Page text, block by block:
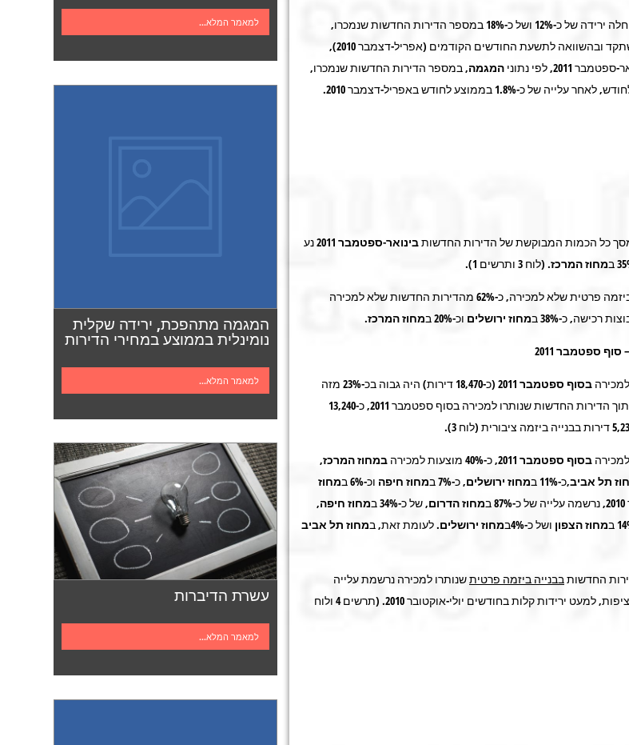
למאמר המלא...
המגמה מתהפכת, ירידה שקלית
נומינלית בממוצע במחירי הדירות
למאמר המלא...
עשרת הדיברות
למאמר המלא...
חלה ירידה של כ-12% ושל כ-18% במספר הדירות החדשות שנמכרו,
בהשוואה לתקופה המקבילה אשתקד ובהשוואה לתשעת החודשים הקודמים (אפריל-דצמבר 2010),
2011
,לפי נתוני המגמה, במספר הדירות החדשות שנמכרו,
חלה ירידה של כ-5.6% בממוצע לחודש, לאחר עלייה של כ-1.8% בממוצע לחודש באפריל-דצמבר 2010.
כל הכמות המבוקשת של הדירות החדשותבינואר-ספטמבר 2011
נע
מחוז המרכז. (לוח 3 ותרשים 1).
בבנייה ביזמה פרטית שלא למכירה, כ-62% מהדירות החדשות שלא למכירה
רכישה, כ-38% ב מחוז ירושלים וכ-20% ב מחוזהמרכז.
ספטמבר 2011
בסוף ספטמבר 2011
(כ-18,470 דירות) היה גבוה בכ-23% מזה
. מתוך הדירות החדשות שנותרו למכירה בסוף ספטמבר 2011, כ-13,240
בסוף ספטמבר 2011 , כ-40% מוצעות למכירה במחוז המרכז,
תל אביב,כ-11% ב מחוז ירושלים, כ-7% ב מחוז חיפה וכ-6% ב
מחוז
מחוזהדרום, של כ-34% ב
מחוז חיפה,
מחוזהצפון ושל כ-4%ב מחוז ירושלים.לעומת זאת, במחוז תל אביב
החדשותבבנייה ביזמה פרטיתשנותרו למכירה נרשמת עלייה
מתונה מחודש אוקטובר 2009 ברציפות, למעט ירידות קלות בחודשים יולי-אוקטובר 2010. (תרשים 4 ולוח